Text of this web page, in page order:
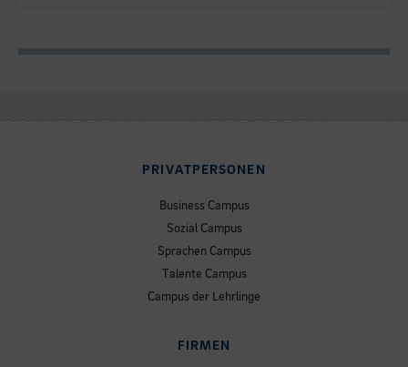
PRIVATPERSONEN
Business Campus
Sozial Campus
Sprachen Campus
Talente Campus
Campus der Lehrlinge
FIRMEN